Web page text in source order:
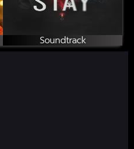
Soundtrack